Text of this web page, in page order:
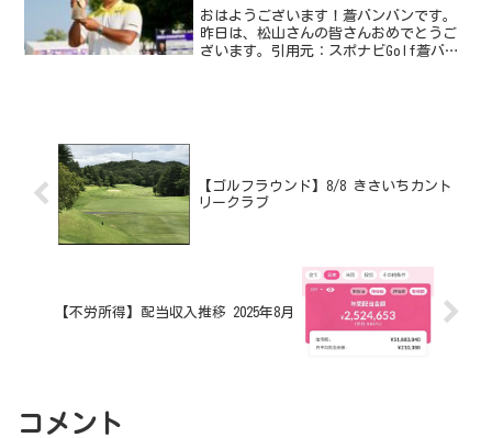
おはようございます！蒼バンバンです。
昨日は、松山さんの皆さんおめでとうご
ざいます。引用元：スポナビGolf蒼バン
【ゴルフラウンド】8/8 きさいちカント
リークラブ
【不労所得】配当収入推移 2025年8月
コメント